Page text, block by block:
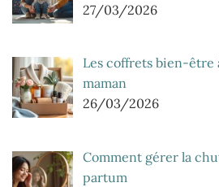
27/03/2026
Les coffrets bien-être
maman
26/03/2026
Comment gérer la
partum